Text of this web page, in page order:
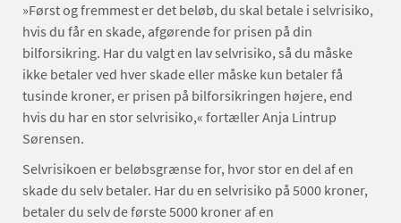
»Først og fremmest er det beløb, du skal betale i selvrisiko,
hvis du får en skade, afgørende for prisen på din
bilforsikring. Har du valgt en lav selvrisiko, så du måske
ikke betaler ved hver skade eller måske kun betaler få
tusinde kroner, er prisen på bilforsikringen højere, end
hvis du har en stor selvrisiko,« fortæller Anja Lintrup
Sørensen.
Selvrisikoen er beløbsgrænse for, hvor stor en del af en
skade du selv betaler. Har du en selvrisiko på 5000 kroner,
betaler du selv de første 5000 kroner af en